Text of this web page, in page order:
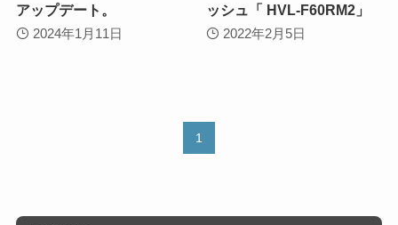
アップデート。
2024年1月11日
ッシュ「 HVL-F60RM2」
2022年2月5日
1